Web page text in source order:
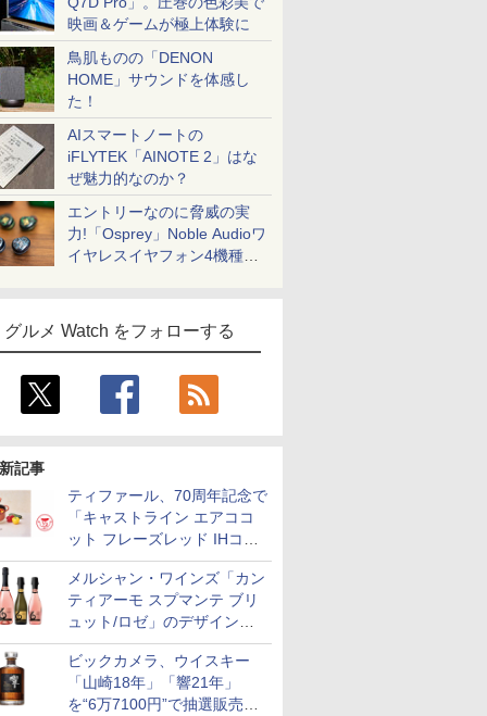
映画＆ゲームが極上体験に
鳥肌ものの「DENON
HOME」サウンドを体感し
た！
AIスマートノートの
iFLYTEK「AINOTE 2」はな
ぜ魅力的なのか？
エントリーなのに脅威の実
力!「Osprey」Noble Audioワ
イヤレスイヤフォン4機種を
グルメ Watch をフォローする
記事
ティファール、70周年記念で
「キャストライン エアココ
ット フレーズレッド IHココ
ット鍋 24cm」数量限定発売
メルシャン・ワインズ「カン
ティアーモ スプマンテ ブリ
ュット/ロゼ」のデザインを
リニューアル。ハーフボトル
も登場
ビックカメラ、ウイスキー
「山崎18年」「響21年」
を“6万7100円”で抽選販売。